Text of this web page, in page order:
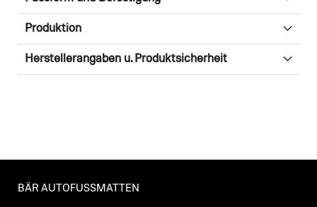
Produktion
Herstellerangaben u. Produktsicherheit
BÄR AUTOFUSSMATTEN